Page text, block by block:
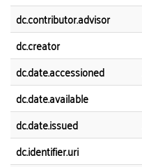
dc.contributor.advisor
dc.creator
dc.date.accessioned
dc.date.available
dc.date.issued
dc.identifier.uri